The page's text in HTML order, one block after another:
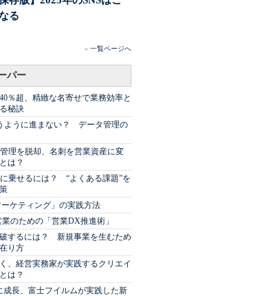
る
» 一覧ページへ
パー
％超、精緻な名寄せで業務効率と
秘訣
ように進まない？ データ管理の
理を脱却、名刺を営業資産に変
は？
に乗せるには？ “よくある課題”を
ケティング」の実践方法
のための「営業DX推進術」
破するには？ 新規事業を生むため
り方
、経営実務家が実践するクリエイ
は？
成長、富士フイルムが実践した新